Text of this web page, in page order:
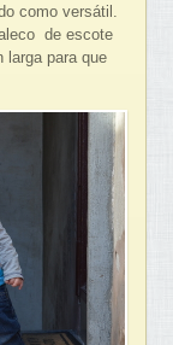
como versátil.
de escote
larga para que